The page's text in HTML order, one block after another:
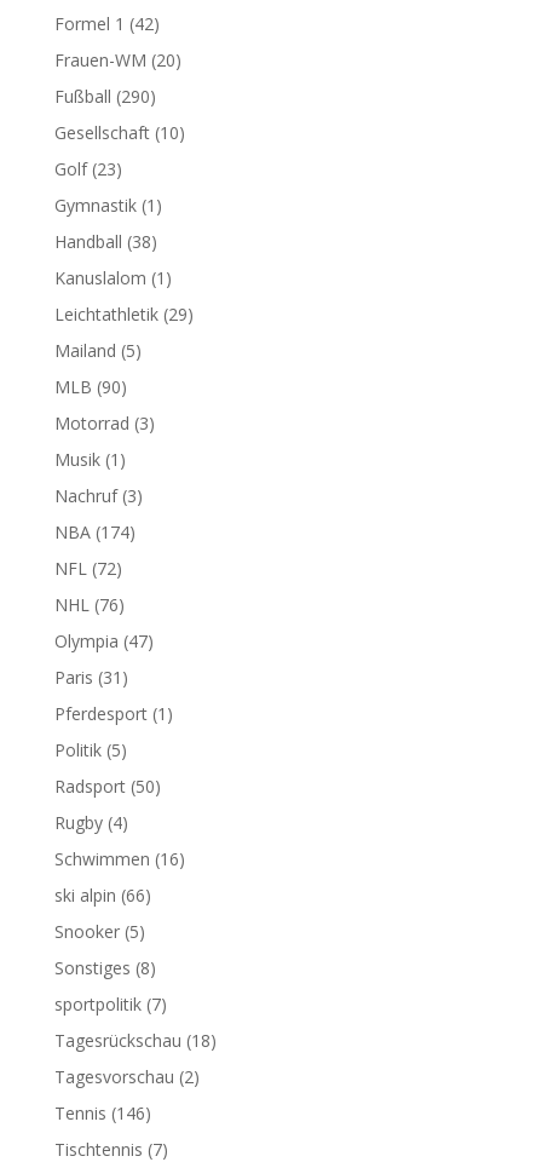
Formel 1 (42)
Frauen-WM (20)
Fußball (290)
Gesellschaft(10)
Golf(23)
Gymnastik(1)
Handball (38)
Kanuslalom (1)
Leichtathletik(29)
Mailand (5)
MLB (90)
Motorrad (3)
Musik(1)
Nachruf(3)
NBA(174)
NFL(72)
NHL(76)
Olympia (47)
Paris (31)
Pferdesport(1)
Politik(5)
Radsport(50)
Rugby(4)
Schwimmen (16)
ski alpin (66)
Snooker(5)
Sonstiges (8)
sportpolitik(7)
Tagesrückschau (18)
Tagesvorschau (2)
Tennis (146)
Tischtennis (7)